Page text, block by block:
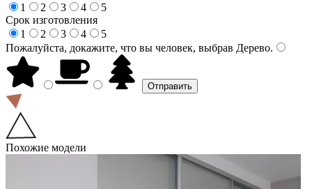
1
2 3 4
5
Срок изготовления
1
2 3 4
5
Пожалуйста, докажите, что вы человек, выбрав Дерево.
Похожие модели